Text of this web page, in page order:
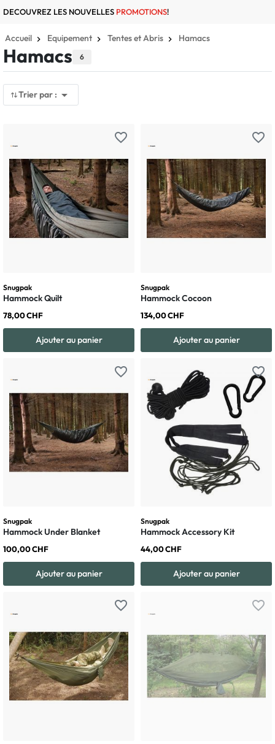
DECOUVREZ LES NOUVELLES PROMOTIONS!
Accueil Equipement Tentes et Abris Hamacs
Hamacs 6
Trier par : 
favorite_border
Snugpak
Hammock Quilt
78,00 CHF
Ajouter au panier
favorite_border
Snugpak
Hammock Cocoon
134,00 CHF
Ajouter au panier
favorite_border
Snugpak
Hammock Under Blanket
100,00 CHF
Ajouter au panier
favorite_border
Snugpak
Hammock Accessory Kit
44,00 CHF
Ajouter au panier
favorite_border favorite_border